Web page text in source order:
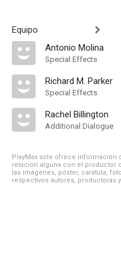
Equipo
Antonio Molina
Special Effects
Richard M. Parker
Special Effects
Rachel Billington
Additional Dialogue
PlayMax solo ofrece información
relación alguna con el productor
las imágenes, póster, carátula,
respectivos autores, productoras